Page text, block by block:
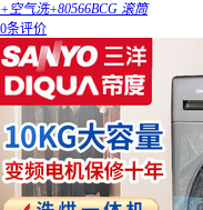
+空气洗+80566BCG 滚筒
0条评价